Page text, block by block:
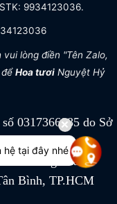
9934123036.
lòng điền "Tên Zalo,
đểHoa tươiNguyệt Hỷ
0317366885 do Sở
04/07/2022
Khang Phan
Bình, TP.HCM
hệ tại đây nhé